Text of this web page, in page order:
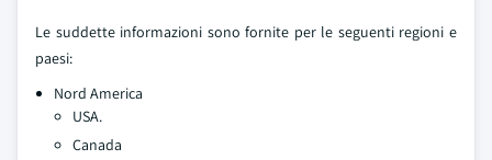
Le suddette informazioni sono fornite per le seguenti regioni e
paesi:
Nord America
USA.
Canada